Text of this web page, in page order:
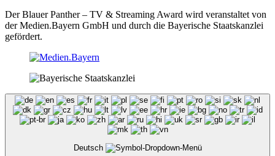
Der Blauer Panther – TV & Streaming Award wird veranstaltet von
der Medien.Bayern GmbH und durch die Bayerische Staatskanzlei
gefördert.
Deutsch